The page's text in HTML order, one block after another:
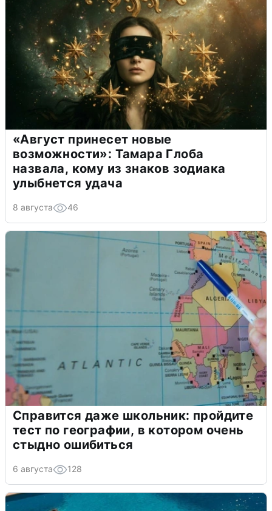
«Август принесет новые
возможности»: Тамара Глоба
назвала, кому из знаков зодиака
улыбнется удача
8 августа 46
Справится даже школьник: пройдите
тест по географии, в котором очень
стыдно ошибиться
6 августа 128